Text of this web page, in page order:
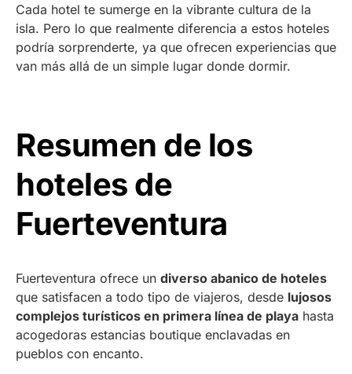
Cada hotel te sumerge en la vibrante cultura de la
isla. Pero lo que realmente diferencia a estos hoteles
podría sorprenderte, ya que ofrecen experiencias que
van más allá de un simple lugar donde dormir.
Resumen de los
hoteles de
Fuerteventura
Fuerteventura ofrece un diverso abanico de hoteles
que satisfacen a todo tipo de viajeros, desde lujosos
complejos turísticos en primera línea de playa hasta
acogedoras estancias boutique enclavadas en
pueblos con encanto.